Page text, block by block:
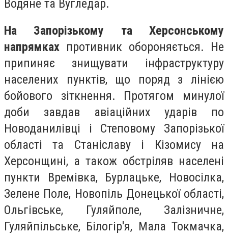
Водяне та Вугледар.
На Запорізькому та Херсонському
напрямках противник обороняється. Не
припиняє знищувати інфраструктуру
населених пунктів, що поряд з лінією
бойового зіткнення. Протягом минулої
доби завдав авіаційних ударів по
Новоданилівці і Степовому Запорізької
області та Станіславу і Кізомису на
Херсонщині, а також обстріляв населені
пункти Времівка, Бурлацьке, Новосілка,
Зелене Поле, Новопіль Донецької області,
Ольгівське, Гуляйполе, Залізничне,
Гуляйпільське, Білогір'я, Мала Токмачка,